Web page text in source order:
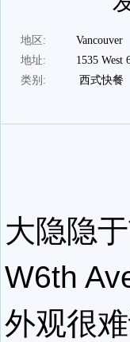
地区:
Vancouver
地址:
1535 West
类别:
西式快餐
大隐隐
W6th
外观很